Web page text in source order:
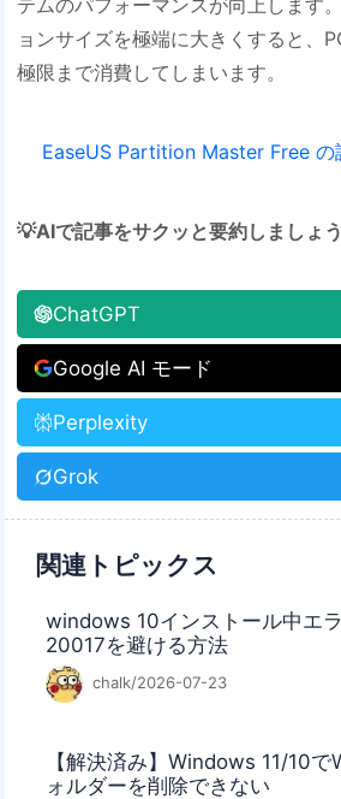
テムのパフォーマンスが向上します
ョンサイズを極端に大きくすると、
極限まで消費してしまいます。
EaseUS Partition Master Free の
💡AIで記事をサクッと要約しましょう
ChatGPT
Google AI モード
Perplexity
Grok
関連トピックス
windows 10インストール中エ
20017を避ける方法
chalk/2026-07-23
【解決済み】Windows 11/10
ォルダーを削除できない